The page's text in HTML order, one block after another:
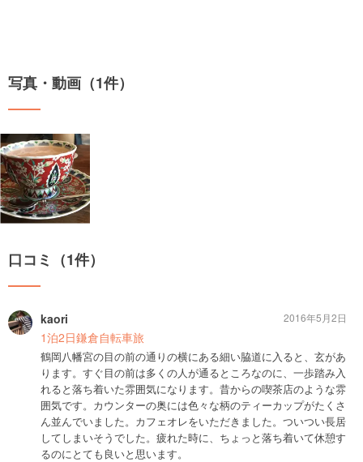
写真・動画（1件）
口コミ（1件）
kaori
1泊2日鎌倉自転車旅
鶴岡八幡宮の目の前の通りの横にある細い脇道に入ると、玄があ
ります。すぐ目の前は多くの人が通るところなのに、一歩踏み入
れると落ち着いた雰囲気になります。昔からの喫茶店のような雰
囲気です。カウンターの奥には色々な柄のティーカップがたくさ
ん並んでいました。カフェオレをいただきました。ついつい長居
してしまいそうでした。疲れた時に、ちょっと落ち着いて休憩す
るのにとても良いと思います。
2016年5月2日